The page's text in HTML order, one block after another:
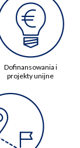
Dofinansowania i
projekty unijne